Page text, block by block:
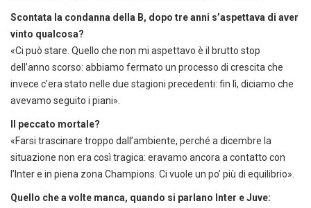
Scontata la condanna della B, dopo tre anni s’aspettava di aver
vinto qualcosa?
«Ci può stare. Quello che non mi aspettavo è il brutto stop
dell’anno scorso: abbiamo fermato un processo di crescita che
invece c’era stato nelle due stagioni precedenti: fin lì, diciamo che
avevamo seguito i piani».
Il peccato mortale?
«Farsi trascinare troppo dall’ambiente, perché a dicembre la
situazione non era così tragica: eravamo ancora a contatto con
l’Inter e in piena zona Champions. Ci vuole un po’ più di equilibrio».
Quello che a volte manca, quando si parlano Inter e Juve: